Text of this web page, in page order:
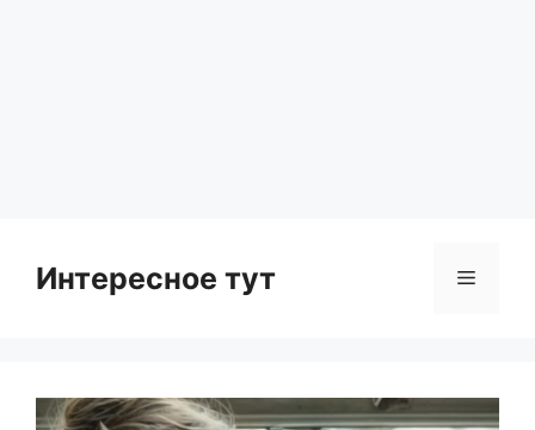
Интересное тут Menu